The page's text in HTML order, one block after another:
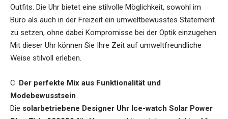
Outfits. Die Uhr bietet eine stilvolle Möglichkeit, sowohl im
Büro als auch in der Freizeit ein umweltbewusstes Statement
zu setzen, ohne dabei Kompromisse bei der Optik einzugehen.
Mit dieser Uhr können Sie Ihre Zeit auf umweltfreundliche
Weise stilvoll erleben.
C. Der perfekte Mix aus Funktionalität und
Modebewusstsein
Die solarbetriebene Designer Uhr Ice-watch Solar Power